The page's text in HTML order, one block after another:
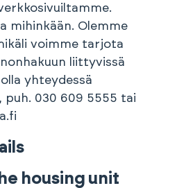
mihinkään. Olemme
voimme tarjota
liittyvissä
yhteydessä
puh. 030 609 5555 tai
housing unit